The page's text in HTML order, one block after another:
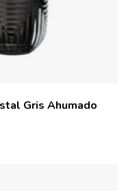
Gris Ahumado